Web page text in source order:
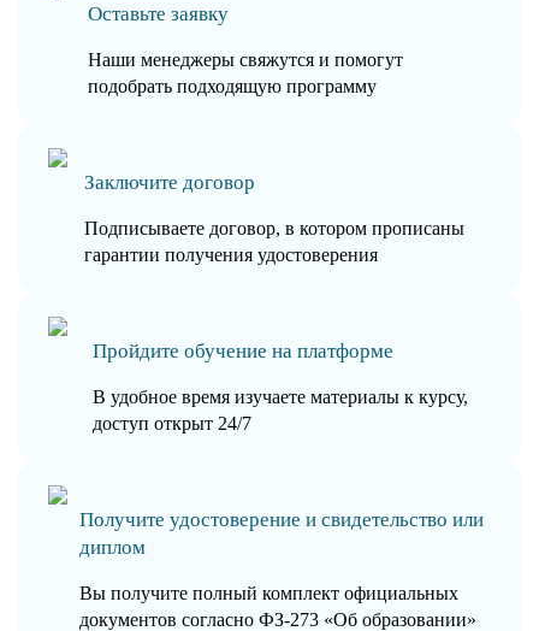
Оставьте заявку
Наши менеджеры свяжутся и помогут
подобрать подходящую программу
Заключите договор
Подписываете договор, в котором прописаны
гарантии получения удостоверения
Пройдите обучение на платформе
В удобное время изучаете материалы к курсу,
доступ открыт 24/7
Получите удостоверение и свидетельство или
диплом
Вы получите полный комплект официальных
документов согласно ФЗ-273 «Об образовании»